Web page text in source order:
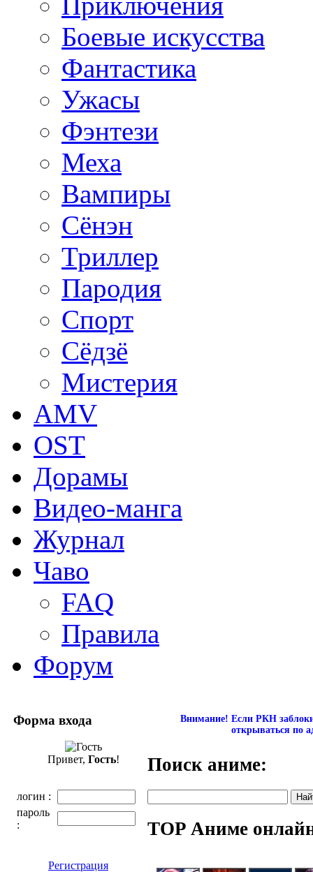
Боевые искусства
Фантастика
Ужасы
Фэнтези
Меха
Вампиры
Сёнэн
Триллер
Пародия
Спорт
Сёдзё
Мистерия
AMV
OST
Дорамы
Видео-манга
Журнал
Чаво
FAQ
Правила
Форум
Форма входа
Привет, Гость!
логин :
пароль
:
Регистрация
Внимание! Если РКН
открываться по
Поиск аниме:
TOP Аниме